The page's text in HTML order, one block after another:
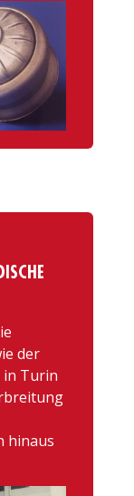
der
Turin
hinaus